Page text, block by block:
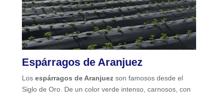
Espárragos de Aranjuez
Los espárragos de Aranjuezson famosos desde el
Siglo de Oro. De un color verde intenso, carnosos, con